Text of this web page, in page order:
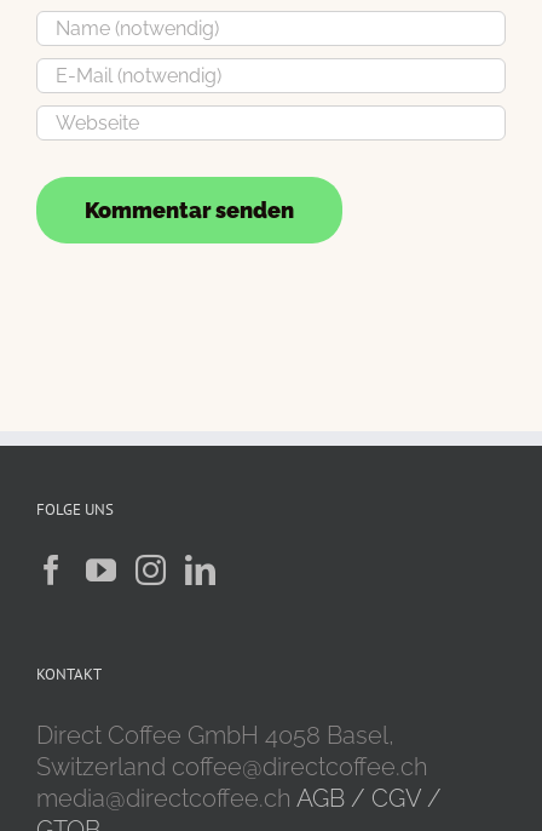
FOLGE UNS
KONTAKT
Direct Coffee GmbH 4058 Basel,
Switzerland coffee@directcoffee.ch
media@directcoffee.ch AGB / CGV /